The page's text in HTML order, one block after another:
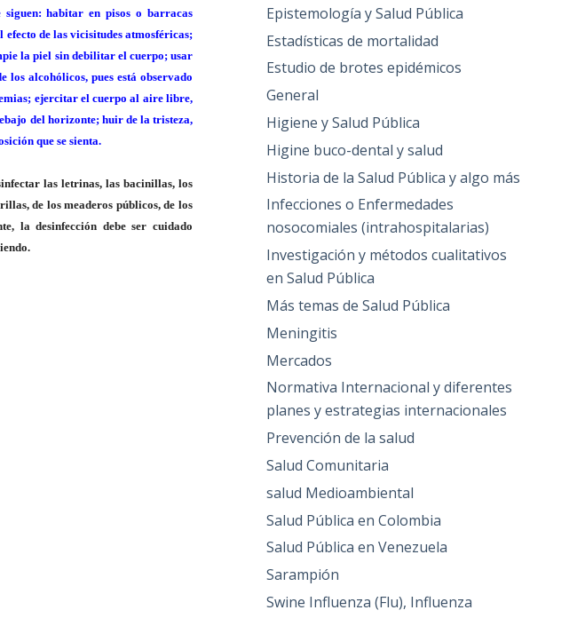
siguen: habitar en pisos o barracas
efecto de las vicisitudes atmosféricas;
la piel sin debilitar el cuerpo; usar
alcohólicos, pues está observado
ejercitar el cuerpo al aire libre,
del horizonte; huir de la tristeza,
que se sienta.
las letrinas, las bacinillas, los
de los meaderos públicos, de los
la desinfección debe ser cuidado
Epistemología y Salud Pública
Estadísticas de mortalidad
Estudio de brotes epidémicos
General
Higiene y Salud Pública
Higine buco-dental y salud
Historia de la Salud Pública y algo más
Infecciones o Enfermedades
nosocomiales (intrahospitalarias)
Investigación y métodos cualitativos
en Salud Pública
Más temas de Salud Pública
Meningitis
Mercados
Normativa Internacional y diferentes
planes y estrategias internacionales
Prevención de la salud
Salud Comunitaria
salud Medioambiental
Salud Pública en Colombia
Salud Pública en Venezuela
Sarampión
Swine Influenza (Flu), Influenza